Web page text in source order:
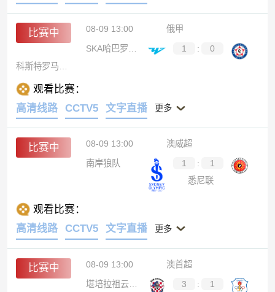
比赛中 08-09 13:00
俄甲
1 :
0
观看比赛：
高清线路
CCTV5 文字直播 更多
比赛中 08-09 13:00
澳威超
南岸狼队
1 :
1
悉尼联
观看比赛：
高清线路
CCTV5 文字直播 更多
比赛中 08-09 13:00
澳首超
堪培拉祖云达斯
3 : 1